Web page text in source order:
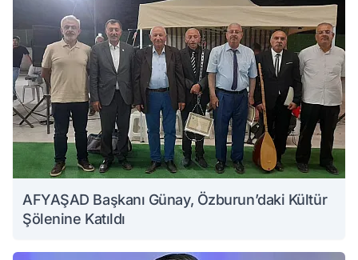
AFYAŞAD Başkanı Günay, Özburun’daki Kültür
Şölenine Katıldı